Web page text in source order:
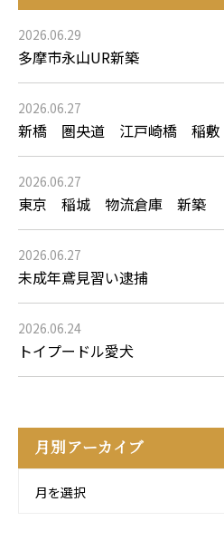
2026.06.29
多摩市永山UR新築
2026.06.27
新橋 圏央道 江戸崎橋 稲敷
2026.06.27
東京 稲城 物流倉庫 新築
2026.06.27
未成年鳶見習い逮捕
2026.06.24
トイプードル愛犬
月別アーカイブ
月を選択